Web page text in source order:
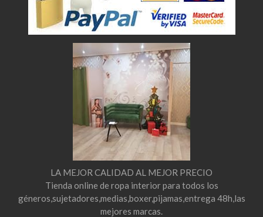
LA MEJOR CALIDAD AL MEJOR PRECIO
Tienda online de ropa interior para todos los
géneros,sujetadores,medias,boxer,pijamas,entrega 48h,las
mejores marcas.